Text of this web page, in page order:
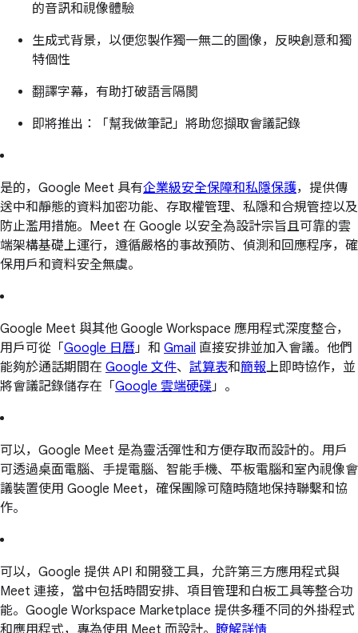
的音訊和視像體驗
生成式背景，以便您製作獨一無二的圖像，反映創意和獨
特個性
翻譯字幕，有助打破語言隔閡
即將推出：「幫我做筆記」將助您擷取會議記錄
是的，Google Meet 具有企業級安全保障和私隱保護，提供傳
送中和靜態的資料加密功能、存取權管理、私隱和合規管控以及
防止濫用措施。Meet 在 Google 以安全為設計宗旨且可靠的雲
端架構基礎上運行，遵循嚴格的事故預防、偵測和回應程序，確
保用戶和資料安全無虞。
Google Meet 與其他 Google Workspace 應用程式深度整合，
用戶可從「Google 日曆」和 Gmail 直接安排並加入會議。他們
能夠於通話期間在 Google 文件、 試算表和簡報上即時協作，並
將會議記錄儲存在「Google 雲端硬碟」。
可以，Google Meet 是為靈活彈性和方便存取而設計的。用戶
可透過桌面電腦、手提電腦、智能手機、平板電腦和室內視像會
議裝置使用 Google Meet，確保團隊可隨時隨地保持聯繫和協
作。
可以，Google 提供 API 和開發工具，允許第三方應用程式與
Meet 連接，當中包括時間安排、項目管理和白板工具等整合功
能。Google Workspace Marketplace 提供多種不同的外掛程式
和應用程式，專為使用 Meet 而設計。 瞭解詳情